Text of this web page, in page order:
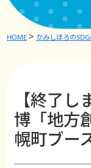
HOME かみしほろの
【終了
博「地方
幌町ブー